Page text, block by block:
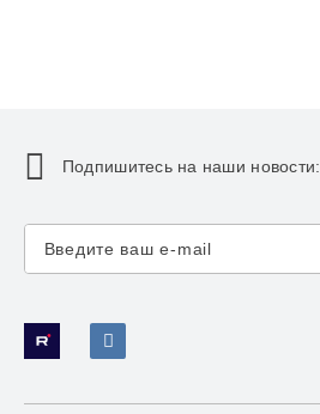
Подпишитесь на наши новости: